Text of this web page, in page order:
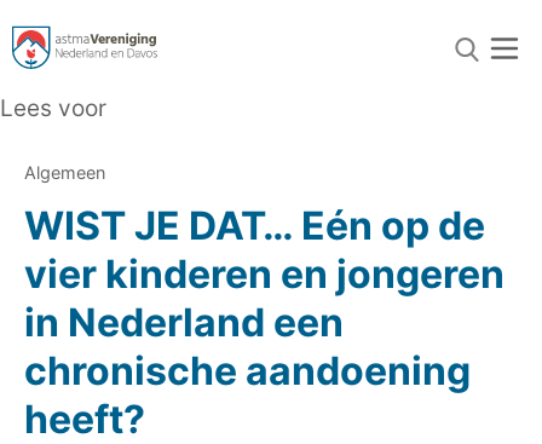
Lees voor
Algemeen
WIST JE DAT… Eén op de
vier kinderen en jongeren
in Nederland een
chronische aandoening
heeft?